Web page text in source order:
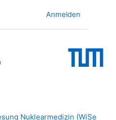
Anmelden
Nuklearmedizin (WiSe